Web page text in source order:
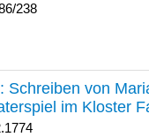
238
239 : Schreiben von
im Kloster